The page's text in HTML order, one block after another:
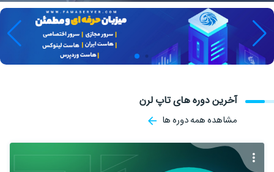
آخرین دوره های تاپ لرن
مشاهده همه دوره ها